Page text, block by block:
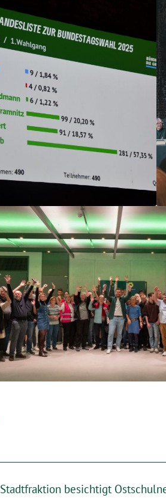
Stadtfraktion besichtigt